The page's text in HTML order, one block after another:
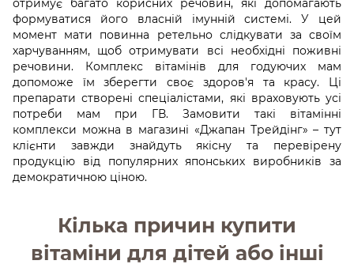
отримує багато корисних речовин, які допомагають
формуватися його власній імунній системі. У цей
момент мати повинна ретельно слідкувати за своїм
харчуванням, щоб отримувати всі необхідні поживні
речовини. Комплекс вітамінів для годуючих мам
допоможе їм зберегти своє здоров'я та красу. Ці
препарати створені спеціалістами, які враховують усі
потреби мам при ГВ. Замовити такі вітамінні
комплекси можна в магазині «Джапан Трейдінг» – тут
клієнти завжди знайдуть якісну та перевірену
продукцію від популярних японських виробників за
демократичною ціною.
Кілька причин купити
вітаміни для дітей або інші